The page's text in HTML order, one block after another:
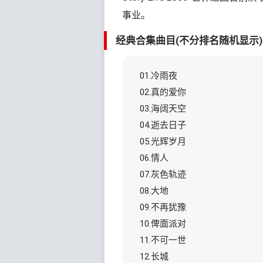
事业。
经典合集曲目(不分排名随机显示
01.冷雨夜
02.真的爱你
03.海阔天空
04.逝去日子
05.光辉岁月
06.情人
07.灰色轨迹
08.大地
09.不再犹豫
10.俾面派对
11.不可一世
12.长城